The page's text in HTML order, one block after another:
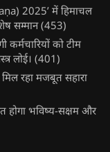
2025’ में हिमाचल
सम्मान (453)
कर्मचारियों को टीम
लोई। (401)
रहा मजबूत सहारा
होगा भविष्य-सक्षम और